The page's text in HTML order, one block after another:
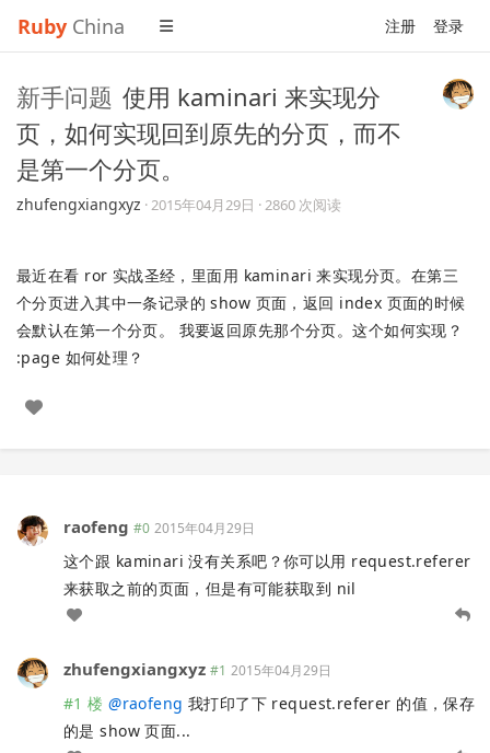
Ruby China 注册 登录
新手问题 使用 kaminari 来实现分
页，如何实现回到原先的分页，而不
是第一个分页。
zhufengxiangxyz ·2015年04月29日 · 2860 次阅读
最近在看 ror 实战圣经，里面用 kaminari 来实现分页。在第三
个分页进入其中一条记录的 show 页面，返回 index 页面的时候
会默认在第一个分页。 我要返回原先那个分页。这个如何实现？
:page 如何处理？
raofeng #0 2015年04月29日
这个跟 kaminari 没有关系吧？你可以用 request.referer
来获取之前的页面，但是有可能获取到 nil
zhufengxiangxyz #1 2015年04月29日
#1 楼 @raofeng 我打印了下 request.referer 的值，保存
的是 show 页面...